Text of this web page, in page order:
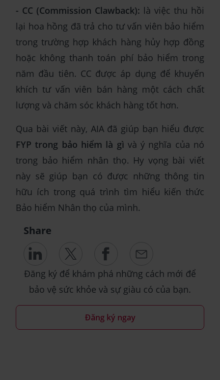
- CC (Commission Clawback): là việc thu hồi
lại hoa hồng đã trả cho tư vấn viên bảo hiểm
trong trường hợp khách hàng hủy hợp đồng
hoặc không thanh toán phí bảo hiểm trong
năm đầu tiên. CC được áp dụng để khuyến
khích tư vấn viên bán hàng một cách chất
lượng và chăm sóc khách hàng tốt hơn.
Qua bài viết này, AIA đã giúp bạn hiểu được
FYP trong bảo hiểm là gì và ý nghĩa của nó
trong bảo hiểm nhân thọ. Hy vọng bài viết
này sẽ giúp bạn có được những thông tin
hữu ích trong quá trình tìm hiểu kiến thức
Bảo hiểm Nhân thọ của mình.
Share
Đăng ký để khám phá những cách mới để
bảo vệ sức khỏe và sự giàu có của bạn.
Đăng ký ngay